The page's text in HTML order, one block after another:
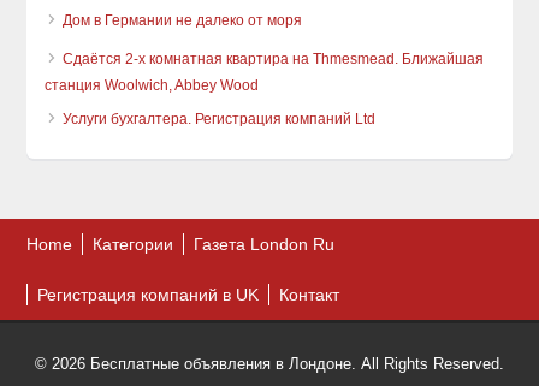
Дом в Германии не далеко от моря
Сдаётся 2-х комнатная квартира на Thmesmead. Ближайшая
станция Woolwich, Abbey Wood
Услуги бухгалтера. Регистрация компаний Ltd
Home Категории Газета London Ru
Регистрация компаний в UK Контакт
© 2026 Бесплатные объявления в Лондоне. All Rights Reserved.